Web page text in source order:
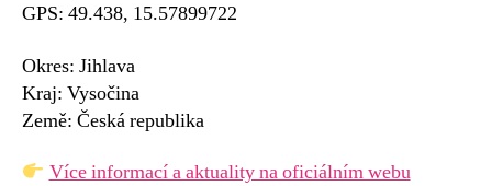
GPS: 49.438, 15.57899722
Okres: Jihlava
Kraj: Vysočina
Země: Česká republika
Více informací a aktuality na oficiálním webu